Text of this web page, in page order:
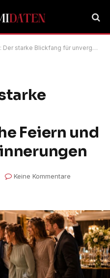
Blickfang für unvergessliche Feiern und besondere Erinnerungen
Feiern und
Keine Kommentare